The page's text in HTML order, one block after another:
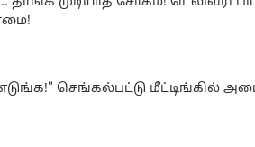
செங்கல்பட்டு மீட்டிங்கில்